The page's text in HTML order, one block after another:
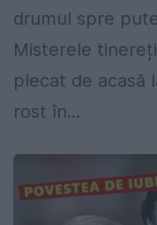
drumul spre
Misterele
plecat de acasă
rost în...